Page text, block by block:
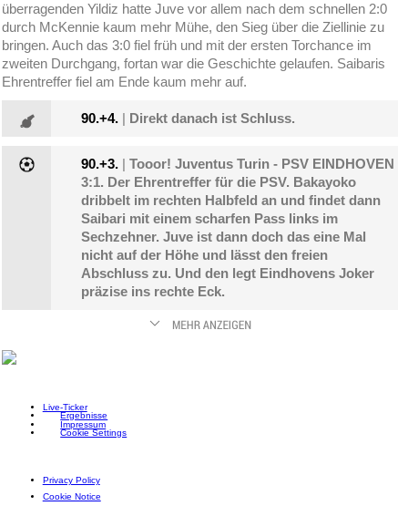
überragenden Yildiz hatte Juve vor allem nach dem schnellen 2:0
durch McKennie kaum mehr Mühe, den Sieg über die Ziellinie zu
bringen. Auch das 3:0 fiel früh und mit der ersten Torchance im
zweiten Durchgang, fortan war die Geschichte gelaufen. Saibaris
Ehrentreffer fiel am Ende kaum mehr auf.
90.+4. | Direkt danach ist Schluss.
90.+3. |Tooor! Juventus Turin - PSV EINDHOVEN
3:1. Der Ehrentreffer für die PSV. Bakayoko
dribbelt im rechten Halbfeld an und findet dann
Saibari mit einem scharfen Pass links im
Sechzehner. Juve ist dann doch das eine Mal
nicht auf der Höhe und lässt den freien
Abschluss zu. Und den legt Eindhovens Joker
präzise ins rechte Eck.
Live-Ticker
Ergebnisse
Impressum
Cookie Settings
Privacy Policy
Cookie Notice